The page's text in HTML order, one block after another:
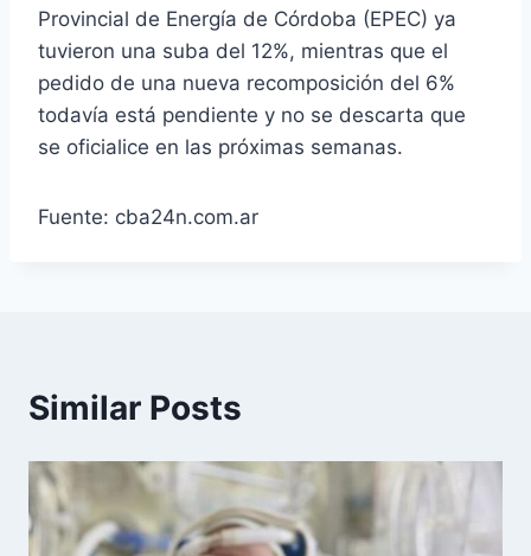
Provincial de Energía de Córdoba (EPEC) ya
tuvieron una suba del 12%, mientras que el
pedido de una nueva recomposición del 6%
todavía está pendiente y no se descarta que
se oficialice en las próximas semanas.
Fuente: cba24n.com.ar
Similar Posts